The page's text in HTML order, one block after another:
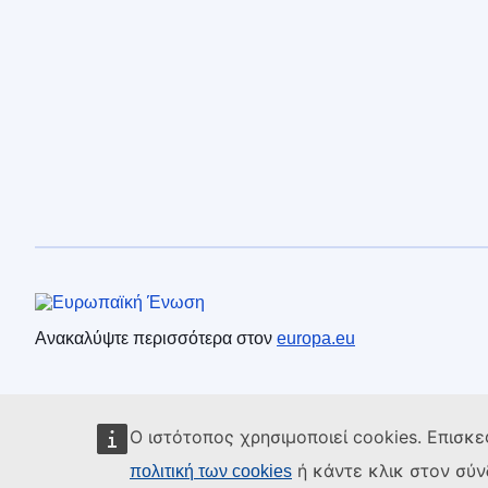
Ο ιστότοπος χρησιμοποιεί cookies.
πολιτική των cookies ή κάντε κλικ στον
Ευρωπαϊκή Ένωση
Ανακαλύψτε περισσότερα στον europa.eu